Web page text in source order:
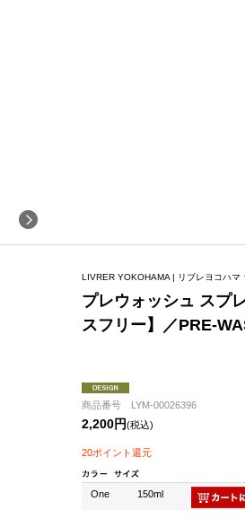
LIVRER YOKOHAMA | リブレヨコハマ
プレウォッシュ スプ
スフリー】／PRE-
商品番号 LYM-00026396
2,200円(税込)
20ポイント還元
One 150ml